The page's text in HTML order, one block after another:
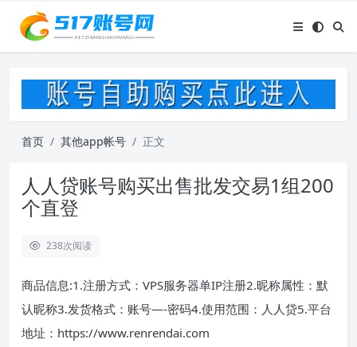
首页 其他app帐号 正文
人人贷账号购买出售批发交易1组200
个直登
238次阅读
商品信息:1.注册方式：VPS服务器单IP注册2.昵称属性：默
认昵称3.发货格式：账号—-密码4.使用范围：人人贷5.平台
地址：https://www.renrendai.com